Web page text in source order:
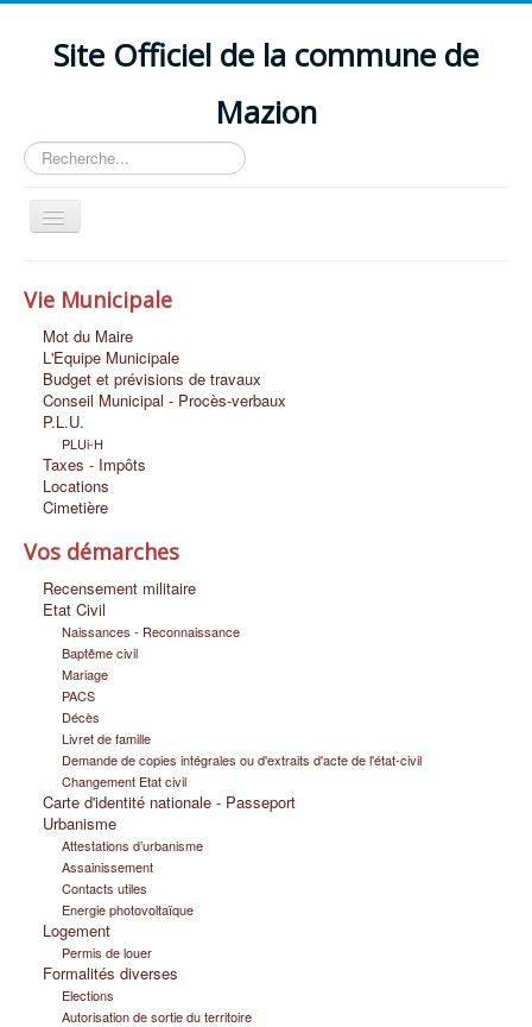
Site Officiel de la commune de
Mazion
Rechercher
Basculer
la
Découvrir MAZION
Vie Scolaire et Petite Enfance
Vie Economique
Vie Associative et Loisirs
Vie Sociale
Nous Contacter
Infos pratiques
Vie Municipale
Mot du Maire
L'Equipe Municipale
Budget et prévisions de travaux
Conseil Municipal - Procès-verbaux
P.L.U.
PLUi-H
Taxes - Impôts
Locations
Cimetière
Vos démarches
Recensement militaire
Etat Civil
Naissances - Reconnaissance
Baptême civil
Mariage
PACS
Décès
Livret de famille
Demande de copies intégrales ou d'extraits d'acte de l'état-civil
Changement Etat civil
Carte d'identité nationale - Passeport
Urbanisme
Attestations d’urbanisme
Assainissement
Contacts utiles
Energie photovoltaïque
Logement
Permis de louer
Formalités diverses
Elections
Autorisation de sortie du territoire